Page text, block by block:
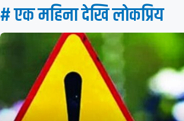
# एक महिना देखि लाेकप्रिय